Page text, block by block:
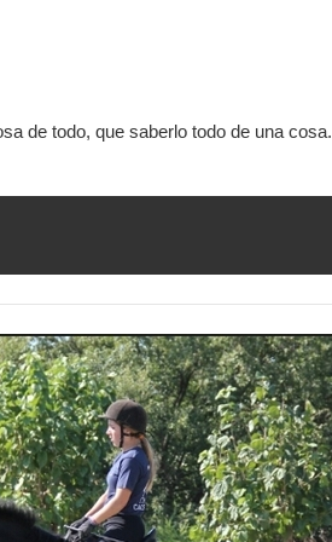
de todo, que saberlo todo de una cosa.